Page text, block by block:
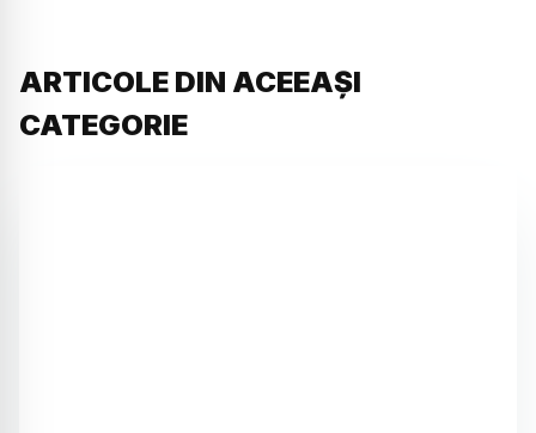
ARTICOLE DIN ACEEAȘI
CATEGORIE